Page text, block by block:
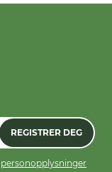
REGISTRER DEG
personopplysninger